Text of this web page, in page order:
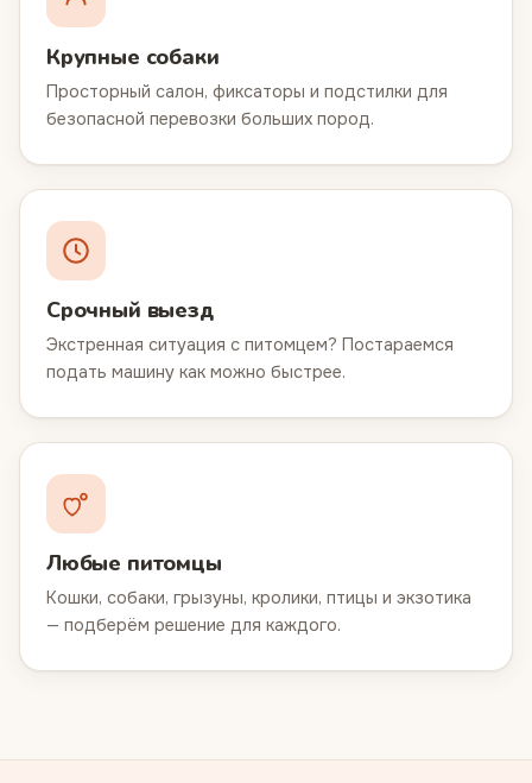
Крупные собаки
Просторный салон, фиксаторы и подстилки для
безопасной перевозки больших пород.
Срочный выезд
Экстренная ситуация с питомцем? Постараемся
подать машину как можно быстрее.
Любые питомцы
Кошки, собаки, грызуны, кролики, птицы и экзотика
— подберём решение для каждого.